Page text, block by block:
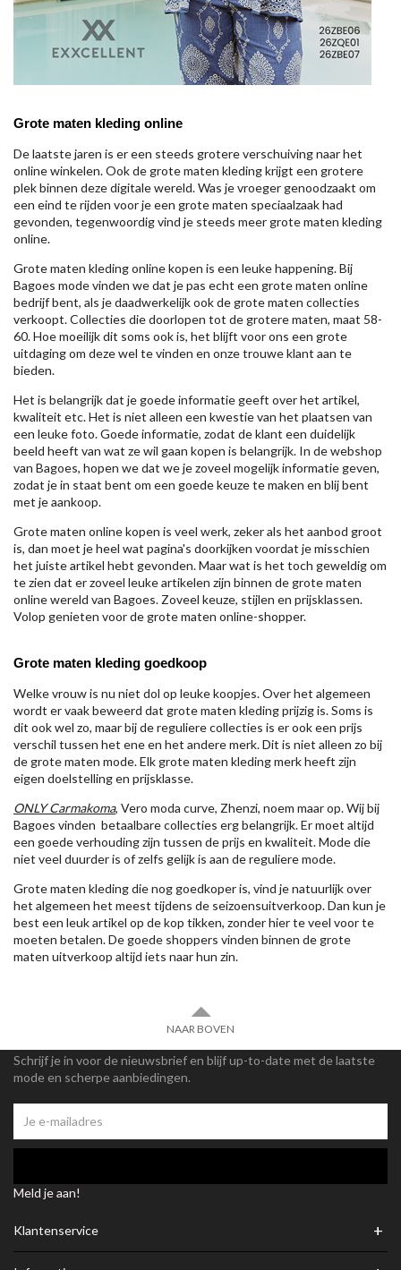
Grote maten kleding online
De laatste jaren is er een steeds grotere verschuiving naar het
online winkelen. Ook de grote maten kleding krijgt een grotere
plek binnen deze digitale wereld. Was je vroeger genoodzaakt om
een eind te rijden voor je een grote maten speciaalzaak had
gevonden, tegenwoordig vind je steeds meer grote maten kleding
online.
Grote maten kleding online kopen is een leuke happening. Bij
Bagoes mode vinden we dat je pas echt een grote maten online
bedrijf bent, als je daadwerkelijk ook de grote maten collecties
verkoopt. Collecties die doorlopen tot de grotere maten, maat 58-
60. Hoe moeilijk dit soms ook is, het blijft voor ons een grote
uitdaging om deze wel te vinden en onze trouwe klant aan te
bieden.
Het is belangrijk dat je goede informatie geeft over het artikel,
kwaliteit etc. Het is niet alleen een kwestie van het plaatsen van
een leuke foto. Goede informatie, zodat de klant een duidelijk
beeld heeft van wat ze wil gaan kopen is belangrijk. In de webshop
van Bagoes, hopen we dat we je zoveel mogelijk informatie geven,
zodat je in staat bent om een goede keuze te maken en blij bent
met je aankoop.
Grote maten online kopen is veel werk, zeker als het aanbod groot
is, dan moet je heel wat pagina's doorkijken voordat je misschien
het juiste artikel hebt gevonden. Maar wat is het toch geweldig om
te zien dat er zoveel leuke artikelen zijn binnen de grote maten
online wereld van Bagoes. Zoveel keuze, stijlen en prijsklassen.
Volop genieten voor de grote maten online-shopper.
Grote maten kleding goedkoop
Welke vrouw is nu niet dol op leuke koopjes. Over het algemeen
wordt er vaak beweerd dat grote maten kleding prijzig is. Soms is
dit ook wel zo, maar bij de reguliere collecties is er ook een prijs
verschil tussen het ene en het andere merk. Dit is niet alleen zo bij
de grote maten mode. Elk grote maten kleding merk heeft zijn
eigen doelstelling en prijsklasse.
ONLY Carmakoma, Vero moda curve, Zhenzi, noem maar op. Wij bij
Bagoes vinden betaalbare collecties erg belangrijk. Er moet altijd
een goede verhouding zijn tussen de prijs en kwaliteit. Mode die
niet veel duurder is of zelfs gelijk is aan de reguliere mode.
Grote maten kleding die nog goedkoper is, vind je natuurlijk over
het algemeen het meest tijdens de seizoensuitverkoop. Dan kun je
best een leuk artikel op de kop tikken, zonder hier te veel voor te
moeten betalen. De goede shoppers vinden binnen de grote
maten uitverkoop altijd iets naar hun zin.
NAAR BOVEN
Schrijf je in voor de nieuwsbrief en blijf up-to-date met de laatste
mode en scherpe aanbiedingen.
Meld je aan!
Klantenservice +